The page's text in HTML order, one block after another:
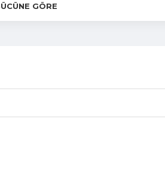
GÖRE